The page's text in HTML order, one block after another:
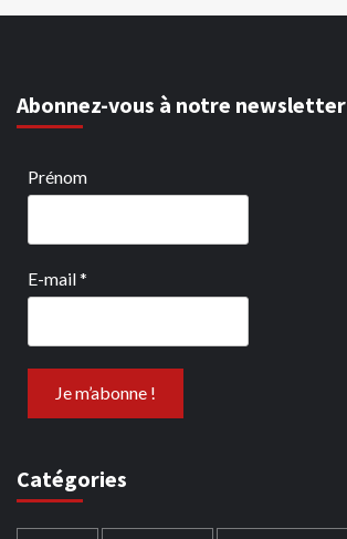
Abonnez-vous à notre newsletter
Prénom
E-mail*
Catégories